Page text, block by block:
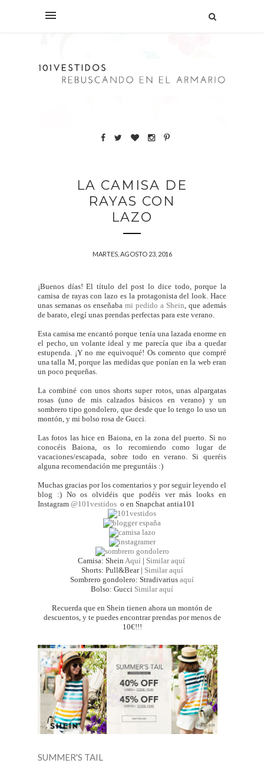
LA CAMISA DE
RAYAS CON
LAZO
MARTES, AGOSTO 23, 2016
¡Buenos días! El título del post lo dice todo, porque la
camisa de rayas con lazo es la protagonista del look. Hace
unas semanas os enseñaba mi pedido a Shein , que además
de barato, elegí unas prendas perfectas para este verano.
Esta camisa me encantó porque tenía una lazada enorme en
el pecho, un volante ideal y me parecía que iba a quedar
estupenda. ¡Y no me equivoqué! Os comento que compré
una talla M, porque las medidas que ponían en la web eran
un poco pequeñas.
La combiné con unos shorts super rotos, unas alpargatas
rosas (uno de mis calzados básicos en verano) y un
sombrero tipo gondolero, que desde que lo tengo lo uso un
montón, y mi bolso rosa de Gucci.
Las fotos las hice en Baiona, en la zona del puerto. Si no
conocéis Baiona, os lo recomiendo como lugar de
vacaciones/escapada, sobre todo en verano. Si queréis
alguna recomendación me preguntáis :)
Muchas gracias por los comentarios y por seguir leyendo el
blog :) No os olvidéis que podéis ver más looks en
Instagram @101vestidos o en Snapchat antia101
Camisa: Shein Aquí| Similar aquí
Shorts: Pull&Bear | Similar aquí
Sombrero gondolero: Stradivarius aquí
Bolso: Gucci Similar aquí
Recuerda que en Shein tienen ahora un montón de
descuentos, y te puedes encontrar prendas por menos de
10€!!!
SUMMER'S TAIL